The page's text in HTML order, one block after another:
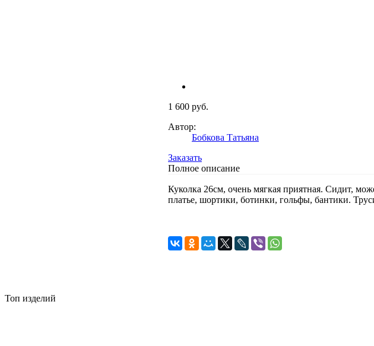
1 600 руб.
Автор:
Бобкова Татьяна
Заказать
Полное описание
Куколка 26см, очень мягкая приятная. Сидит,
платье, шортики, ботинки, гольфы, бантики.
Топ изделий